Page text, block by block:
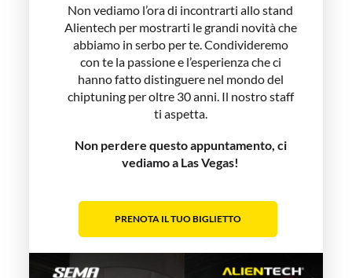
Non vediamo l’ora di incontrarti allo stand
Alientech per mostrarti le grandi novità che
abbiamo in serbo per te. Condivideremo
con te la passione e l’esperienza che ci
hanno fatto distinguere nel mondo del
chiptuning per oltre 30 anni. Il nostro staff
ti aspetta.
Non perdere questo appuntamento, ci
vediamo a Las Vegas!
PRENOTA IL TUO BIGLIETTO